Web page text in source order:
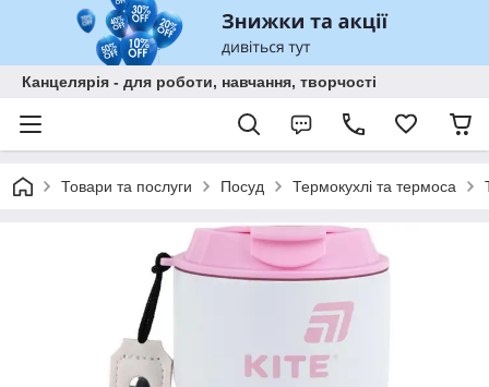
Канцелярія - для роботи, навчання, творчості
Товари та послуги Посуд Термокухлі та термоса